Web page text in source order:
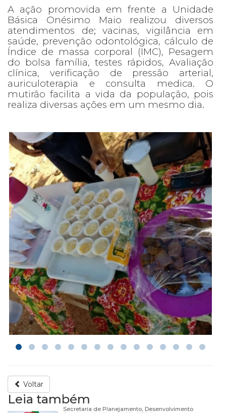
A ação promovida em frente a Unidade
Básica Onésimo Maio realizou diversos
atendimentos de; vacinas, vigilância em
saúde, prevenção odontológica, cálculo de
Índice de massa corporal (IMC), Pesagem
do bolsa família, testes rápidos, Avaliação
clínica, verificação de pressão arterial,
auriculoterapia e consulta medica. O
mutirão facilita a vida da população, pois
realiza diversas ações em um mesmo dia.
Voltar
Leia também
Secretaria de Planejamento, Desenvolvimento